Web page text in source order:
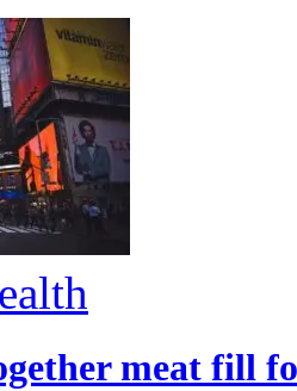
meat fill